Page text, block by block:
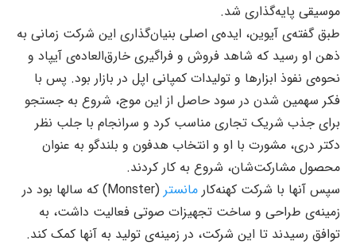
موسیقی پایه‌گذاری شد.
طبق گفته‌ی آیوین، ایده‌ی اصلی بنیان‌گذاری این شرکت زمانی به
ذهن او رسید که شاهد فروش و فراگیری خارق‌العاده‌ی آیپاد و
نحوه‌ی نفوذ ابزارها و تولیدات کمپانی اپل در بازار بود. پس با
فکر سهمین شدن در سود حاصل از این موج، شروع به جستجو
برای جذب شریک تجاری مناسب کرد و سرانجام با جلب نظر
دکتر دری، مشورت با او و انتخاب هدفون و بلندگو به عنوان
محصول مشارکت‌شان، شروع به کار کردند.
سپس آنها با شرکت کهنه‌کار مانستر
(Monster) که سالها بود در
زمینه‌ی طراحی و ساخت تجهیزات صوتی فعالیت داشت، به
توافق رسیدند تا این شرکت، در زمینه‌ی تولید به آنها کمک کند.